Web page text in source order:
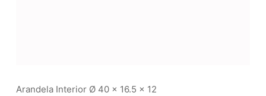
Arandela Interior Ø 40 x 16.5 x 12